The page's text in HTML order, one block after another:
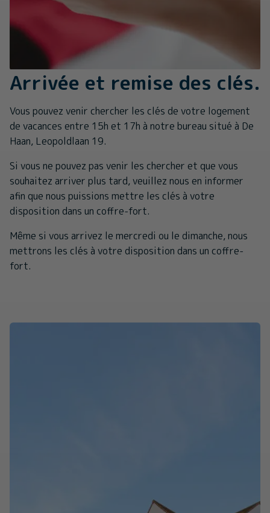
Arrivée et remise des clés.
Vous pouvez venir chercher les clés de votre logement
de vacances entre 15h et 17h à notre bureau situé à De
Haan, Leopoldlaan 19.
Si vous ne pouvez pas venir les chercher et que vous
souhaitez arriver plus tard, veuillez nous en informer
afin que nous puissions mettre les clés à votre
disposition dans un coffre-fort.
Même si vous arrivez le mercredi ou le dimanche, nous
mettrons les clés à votre disposition dans un coffre-
fort.